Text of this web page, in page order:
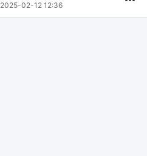
2025-02-12 12:36